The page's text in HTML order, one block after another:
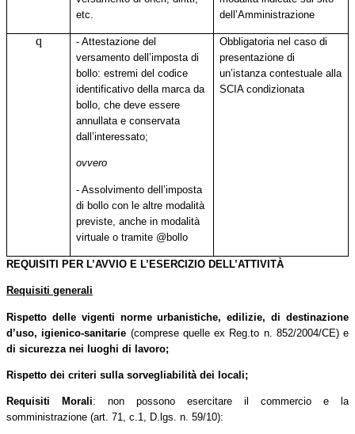
etc.
dell’Amministrazione
q
- Attestazione del
versamento dell’imposta di
bollo: estremi del codice
identificativo della marca da
bollo, che deve essere
annullata e conservata
dall’interessato;
ovvero
- Assolvimento dell’imposta
di bollo con le altre modalità
previste, anche in modalità
virtuale o tramite @bollo
Obbligatoria nel caso di
presentazione di
un’istanza contestuale alla
SCIA condizionata
REQUISITI PER L’AVVIO E L’ESERCIZIO DELL’ATTIVITÀ
Requisiti generali
Rispetto delle vigenti norme urbanistiche, edilizie, di destinazione
d’uso, igienico-sanitarie (comprese quelle ex Reg.to n. 852/2004/CE) e
di sicurezza nei luoghi di lavoro;
Rispetto dei criteri sulla sorvegliabilità dei locali;
Requisiti Morali: non possono esercitare il commercio e la
somministrazione (art. 71, c.1, D.lgs. n. 59/10):